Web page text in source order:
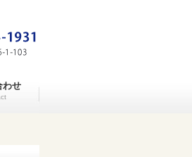
わせ